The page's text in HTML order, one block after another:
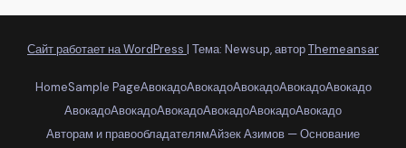
Сайт работает на WordPress | Тема: Newsup, авторThemeansar
HomeSample PageАвокадоАвокадоАвокадоАвокадоАвокадо
АвокадоАвокадоАвокадоАвокадоАвокадоАвокадо
Авторам и правообладателямАйзек Азимов — Основание